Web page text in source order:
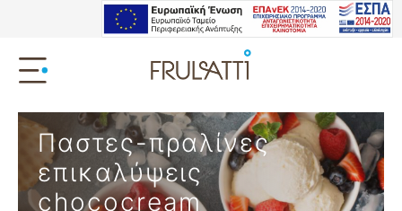
Παστες-πραλίνες
επικαλύψεις
chococream